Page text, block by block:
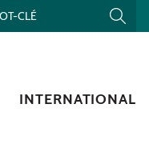
INTERNATIONAL